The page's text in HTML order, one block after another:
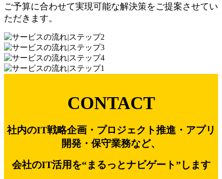
ご予算に合わせて実現可能な解決策をご提案させてい
ただきます。
CONTACT
社内のIT戦略企画・プロジェクト推進・アプリ
開発・保守業務など、
会社のIT活用を“まるっとナビゲート”します